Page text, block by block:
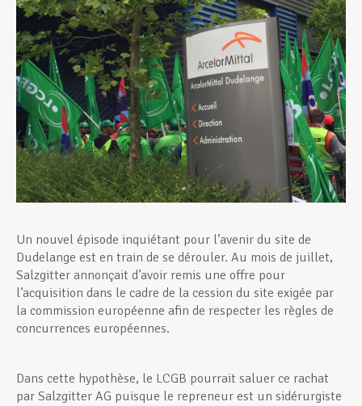
Devenir Membre
Actualités
Un nouvel épisode inquiétant pour l’avenir du site de
Dudelange est en train de se dérouler. Au mois de juillet,
Salzgitter annonçait d’avoir remis une offre pour
l’acquisition dans le cadre de la cession du site exigée par
la commission européenne afin de respecter les règles de
concurrences européennes.
Dans cette hypothèse, le LCGB pourrait saluer ce rachat
par Salzgitter AG puisque le repreneur est un sidérurgiste